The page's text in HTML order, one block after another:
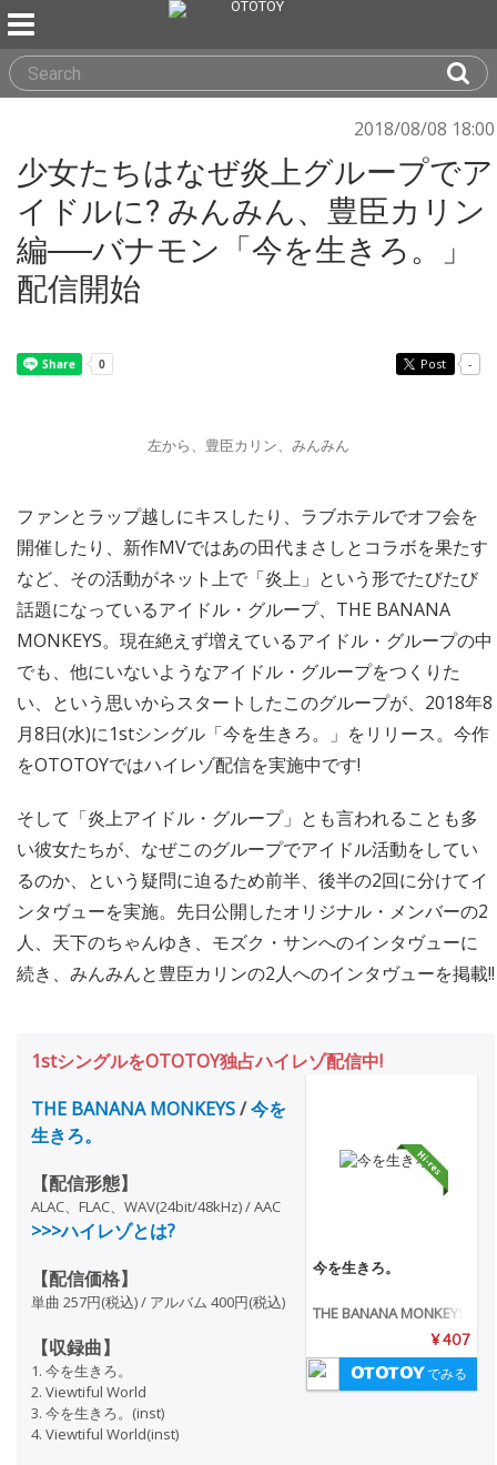
2018/08/08 18:00
少女たちはなぜ炎上グループでア
イドルに? みんみん、豊臣カリン
編──バナモン「今を生きろ。」
配信開始
Post -
左から、豊臣カリン、みんみん
ファンとラップ越しにキスしたり、ラブホテルでオフ会を
開催したり、新作MVではあの田代まさしとコラボを果たす
など、その活動がネット上で「炎上」という形でたびたび
話題になっているアイドル・グループ、THE BANANA
MONKEYS。現在絶えず増えているアイドル・グループの中
でも、他にいないようなアイドル・グループをつくりた
い、という思いからスタートしたこのグループが、2018年8
月8日(水)に1stシングル「今を生きろ。」をリリース。今作
をOTOTOYではハイレゾ配信を実施中です!
そして「炎上アイドル・グループ」とも言われることも多
い彼女たちが、なぜこのグループでアイドル活動をしてい
るのか、という疑問に迫るため前半、後半の2回に分けてイ
ンタヴューを実施。先日公開したオリジナル・メンバーの2
人、天下のちゃんゆき、モズク・サンへのインタヴューに
続き、みんみんと豊臣カリンの2人へのインタヴューを掲載!!
1stシングルをOTOTOY独占ハイレゾ配信中!
今を生きろ。
THE BANANA MONKEYS
¥ 407
でみる
THE BANANA MONKEYS/今を
生きろ。
【配信形態】
ALAC、FLAC、WAV(24bit/48kHz) / AAC
>>>ハイレゾとは?
【配信価格】
単曲 257円(税込) / アルバム 400円(税込)
【収録曲】
1. 今を生きろ。
2. Viewtiful World
3. 今を生きろ。(inst)
4. Viewtiful World(inst)